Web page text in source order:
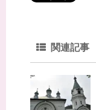
関連記事